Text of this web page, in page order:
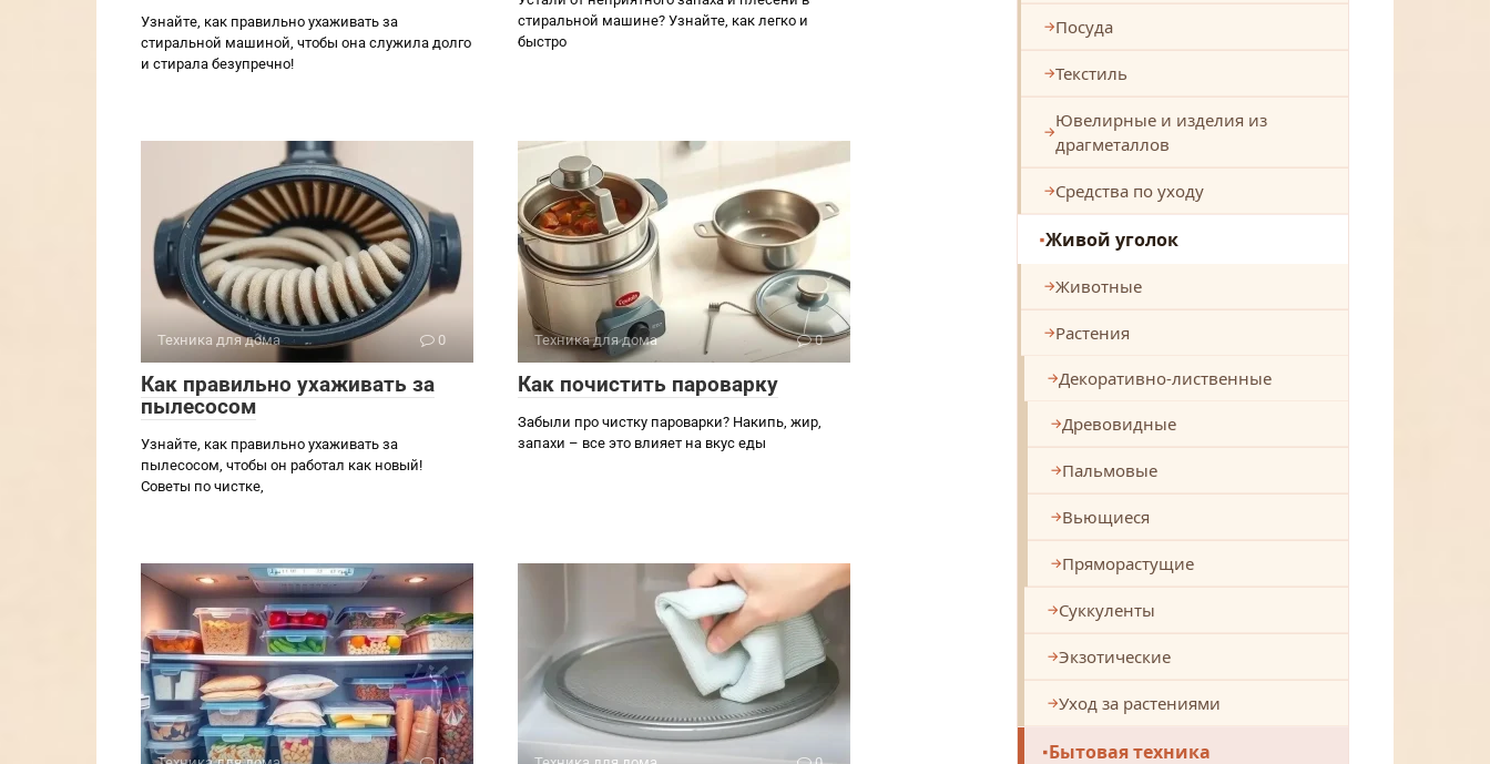
Узнайте, как правильно ухаживать за
стиральной машиной, чтобы она служила долго
и стирала безупречно!
стиральной машине? Узнайте, как легко и
быстро
Техника для дома 0
Как правильно ухаживать за
пылесосом
Узнайте, как правильно ухаживать за
пылесосом, чтобы он работал как новый!
Советы по чистке,
Техника для дома 0
Как почистить пароварку
Забыли про чистку пароварки? Накипь, жир,
запахи – все это влияет на вкус еды
Посуда
Текстиль
Ювелирные и изделия из
драгметаллов
Средства по уходу
Живой уголок
Животные
Растения
Декоративно-лиственные
Древовидные
Пальмовые
Вьющиеся
Пряморастущие
Суккуленты
Экзотические
Уход за растениями
Бытовая техника